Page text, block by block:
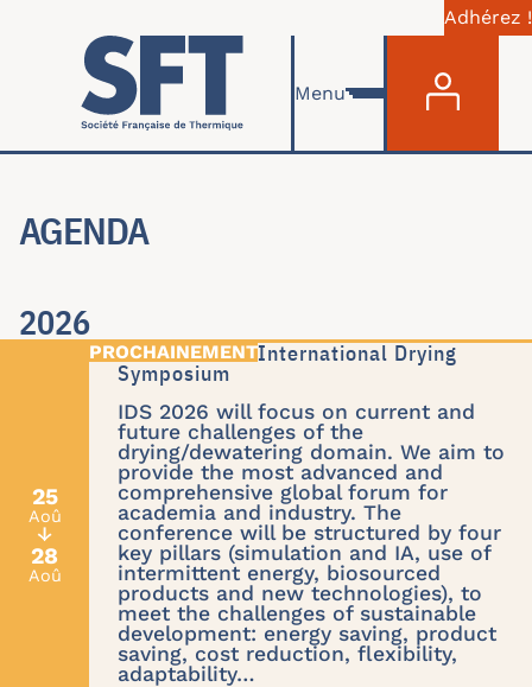
Aller au contenu principal
Adhérez !
Menu
AGENDA
2026
25
Aoû
↓
28
Aoû
IDS'26 : 24th International Drying
Symposium
IDS 2026 will focus on current and
future challenges of the
drying/dewatering domain. We aim to
provide the most advanced and
comprehensive global forum for
academia and industry. The
conference will be structured by four
key pillars (simulation and IA, use of
intermittent energy, biosourced
products and new technologies), to
meet the challenges of sustainable
development: energy saving, product
saving, cost reduction, flexibility,
adaptability…